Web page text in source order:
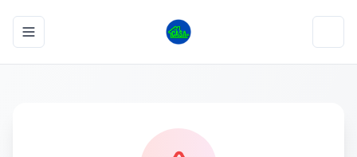
Toggle navigation menu